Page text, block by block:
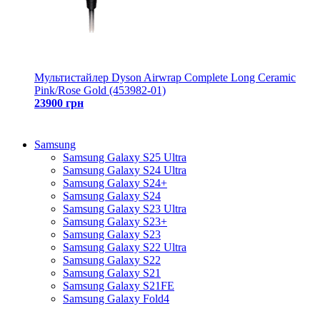
Мультистайлер Dyson Airwrap Complete Long Ceramic
Pink/Rose Gold (453982-01)
23900 грн
Samsung
Samsung Galaxy S25 Ultra
Samsung Galaxy S24 Ultra
Samsung Galaxy S24+
Samsung Galaxy S24
Samsung Galaxy S23 Ultra
Samsung Galaxy S23+
Samsung Galaxy S23
Samsung Galaxy S22 Ultra
Samsung Galaxy S22
Samsung Galaxy S21
Samsung Galaxy S21FE
Samsung Galaxy Fold4